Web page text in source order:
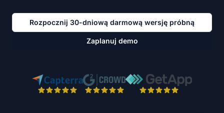
Rozpocznij 30-dniową darmową wersję próbną
Zaplanuj demo